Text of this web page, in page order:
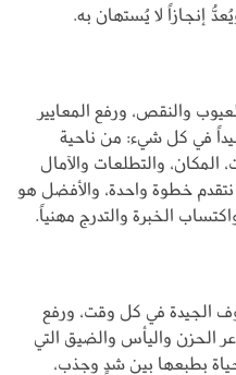
والنقص، ورفع المعايير
في كل شيء: من ناحية
المكان، والتطلعات والآمال
نتقدم خطوة واحدة، والأفضل هو
الخبرة والتدرج مهنياً.
الجيدة في كل وقت، ورفع
الحزن واليأس والضيق التي
بطبعها بين شدٍ وجذب،